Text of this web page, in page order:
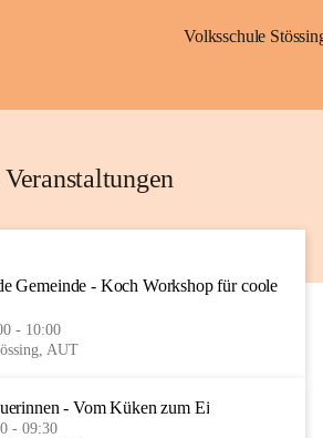
Volksschule
AUG
Gemeinde - Koch Workshop für coole
- 10:00
AUT
- Vom Küken zum Ei
- 09:30